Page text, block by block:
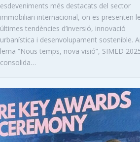
esdeveniments més destacats del sector
immobiliari internacional, on es presenten
últimes tendències d’inversió, innovació
urbanística i desenvolupament sostenible.
lema “Nous temps, nova visió”, SIMED
consolida…